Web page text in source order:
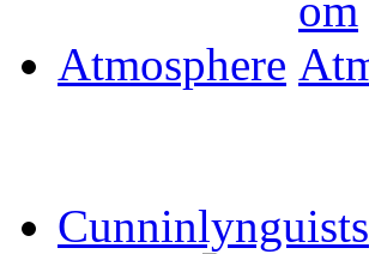
Atmosphere
Cunninlynguists